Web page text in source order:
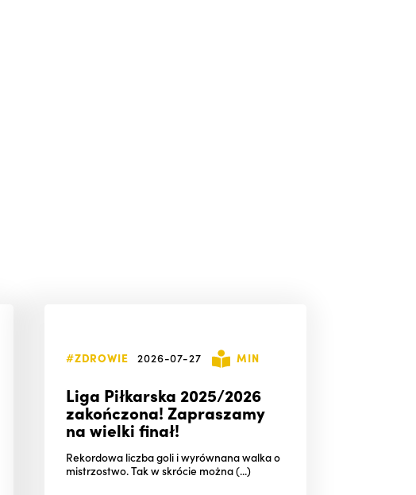
#ZDROWIE 2026-07-27 MIN
Liga Piłkarska 2025/2026
zakończona! Zapraszamy
na wielki finał!
Rekordowa liczba goli i wyrównana walka o
mistrzostwo. Tak w skrócie można (...)